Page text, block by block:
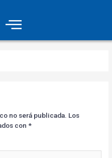
no será publicada. Los
con*